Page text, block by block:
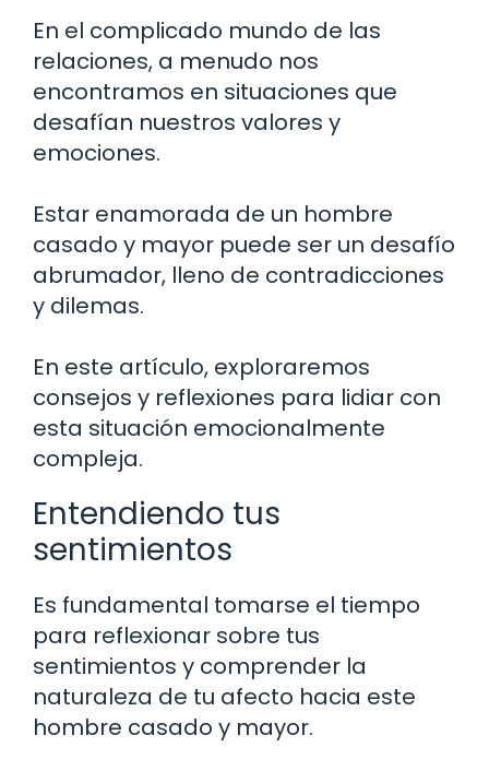
En el complicado mundo de las
relaciones, a menudo nos
encontramos en situaciones que
desafían nuestros valores y
emociones.
Estar enamorada de un hombre
casado y mayor puede ser un desafío
abrumador, lleno de contradicciones
y dilemas.
En este artículo, exploraremos
consejos y reflexiones para lidiar con
esta situación emocionalmente
compleja.
Entendiendo tus
sentimientos
Es fundamental tomarse el tiempo
para reflexionar sobre tus
sentimientos y comprender la
naturaleza de tu afecto hacia este
hombre casado y mayor.